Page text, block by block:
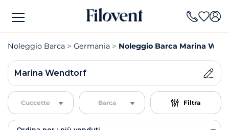
Noleggio Barca Germania Noleggio Barca Marina
Marina Wendtorf
Cuccette Barca Filtra